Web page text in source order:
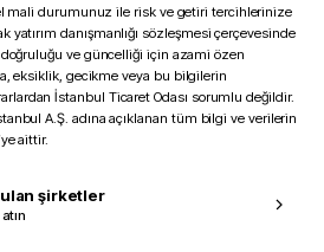
mali durumunuz ile risk ve getiri tercihlerinize
yatırım danışmanlığı sözleşmesi çerçevesinde
ve güncelliği için azami özen
eksiklik, gecikme veya bu bilgilerin
İstanbul Ticaret Odası sorumlu değildir.
A.Ş. adına açıklanan tüm bilgi ve verilerin
aittir.
şirketler